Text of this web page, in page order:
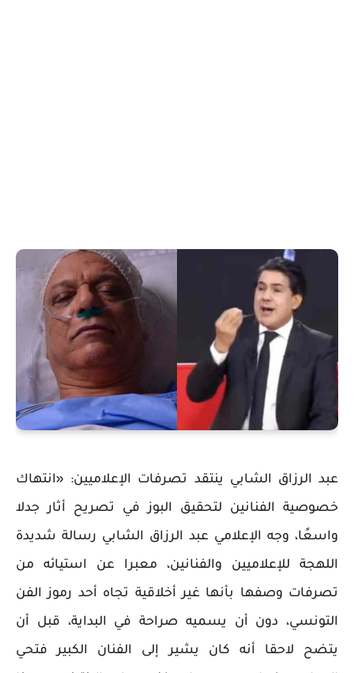
عبد الرزاق الشابي ينتقد تصرفات الإعلاميين: «انتهاك
خصوصية الفنانين لتحقيق البوز في تصريح أثار جدلا
واسعًا، وجه الإعلامي عبد الرزاق الشابي رسالة شديدة
اللهجة للإعلاميين والفنانين، معبرا عن استيائه من
تصرفات وصفها بأنها غير أخلاقية تجاه أحد رموز الفن
التونسي، دون أن يسميه صراحة في البداية، قبل أن
يتضح لاحقا أنه كان يشير إلى الفنان الكبير فتحي